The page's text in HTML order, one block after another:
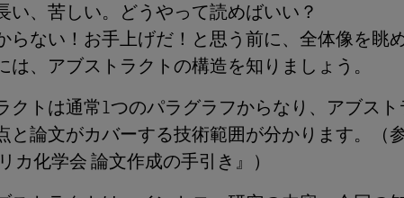
い、苦しい。どうやって読めばいい？
らない！お手上げだ！と思う前に、全体像を眺
は、アブストラクトの構造を知りましょう。
クトは通常1つのパラグラフからなり、アブス
と論文がカバーする技術範囲が分かります。（
カ化学会 論文作成の手引き』）